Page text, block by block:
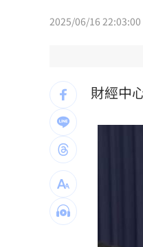
定投10年
樂天女
一張百
獨／海
長尾獼
2025/06/16 22:03:00
財經中